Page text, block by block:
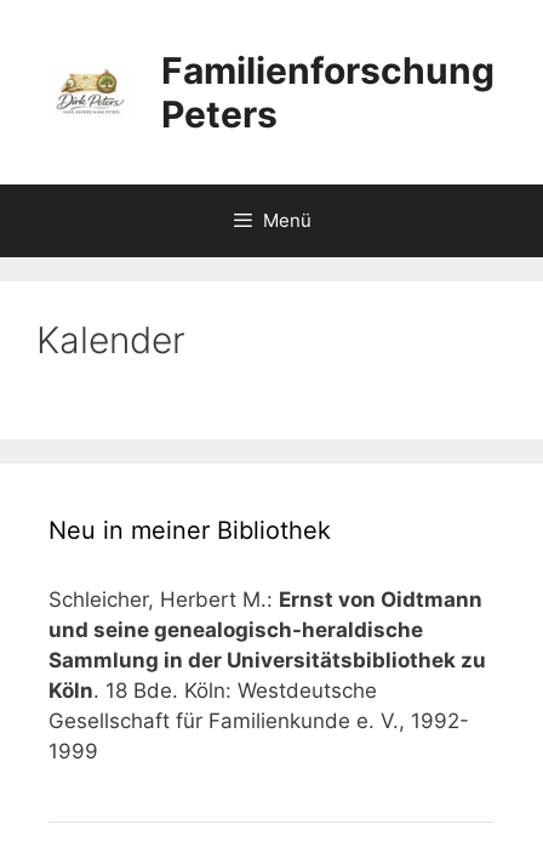
springen
Familienforschung
Peters
Menü
Kalender
Neu in meiner Bibliothek
Schleicher, Herbert M.: Ernst von Oidtmann
und seine genealogisch-heraldische
Sammlung in der Universitätsbibliothek zu
Köln. 18 Bde. Köln: Westdeutsche
Gesellschaft für Familienkunde e. V., 1992-
1999